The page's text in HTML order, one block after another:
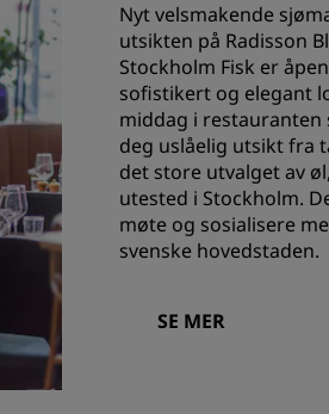
Nyt velsmakende
utsikten på Radisson
Stockholm Fisk er
sofistikert og elegant
middag i restauranten
deg uslåelig utsikt fra
det store utvalget av
utested i Stockholm.
møte og sosialisere
svenske hovedstaden.
SE MER